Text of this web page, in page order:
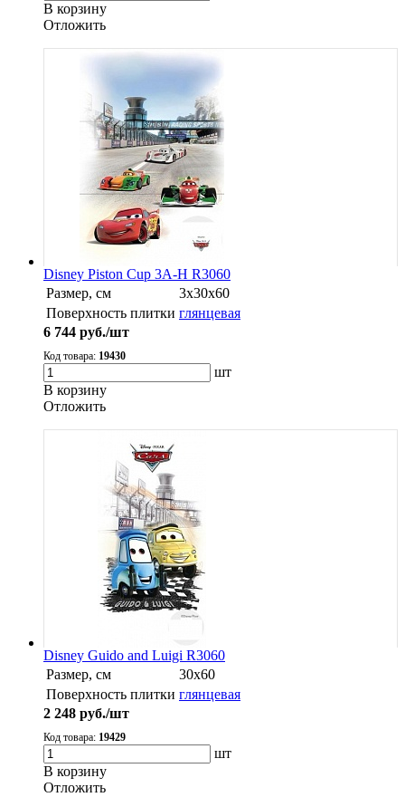
В корзину
Oтложить
Disney Piston Cup 3A-H R3060
Размер, см
3x30x60
Поверхность плитки глянцевая
6 744 руб./шт
Код товара: 19430
шт
В корзину
Oтложить
Disney Guido and Luigi R3060
Размер, см
30х60
Поверхность плитки глянцевая
2 248 руб./шт
Код товара: 19429
шт
В корзину
Oтложить